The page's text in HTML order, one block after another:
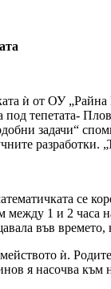
ѝ от ОУ
тепетата-
задачи“
разработки.
се
1 и 2 часа
във
ѝ.
я насочва към